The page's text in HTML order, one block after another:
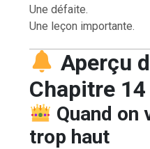
Une défaite.
Une leçon importante.
Aperçu
Chapitre 14
Quand on
trop haut